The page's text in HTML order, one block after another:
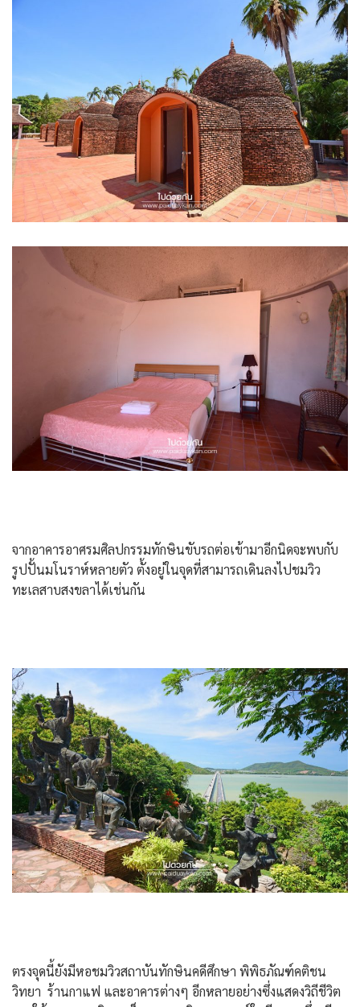
จากอาคารอาศรมศิลปกรรมทักษินขับรถต่อเข้ามาอีกนิดจะพบกับ
รูปปั้นมโนราห์หลายตัว ตั้งอยู่ในจุดที่สามารถเดินลงไปชมวิว
ทะเลสาบสงขลาได้เช่นกัน
ตรงจุดนี้ยังมีหอชมวิวสถาบันทักษินคดีศึกษา พิพิธภัณฑ์คติชน
วิทยา ร้านกาแฟ และอาคารต่างๆ อีกหลายอย่างซึ่งแสดงวิถีชีวิต